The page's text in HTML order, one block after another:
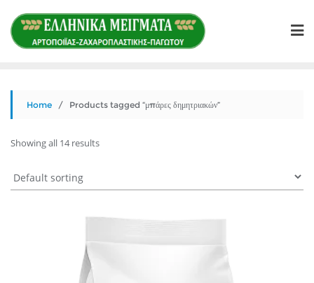
content
Home / Products tagged “μπάρες δημητριακών”
Showing all 14 results